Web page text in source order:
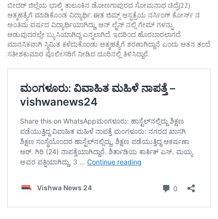
ಬೀದರ್ ಜಿಲ್ಲೆಯ ಭಾಲ್ಕಿ ತಾಲೂಕಿನ ಡೋಣಗಾಪುರದ ಸೋಮನಾಥ ಚಿದ್ರೆ(22)
ಆತ್ಮಹತ್ಯೆಗೆ ಮಾಡಿಕೊಂಡ ವಿದ್ಯಾರ್ಥಿ. ಈತ ಜಿಮ್ಸ್ ಆಸ್ಪತ್ರೆಯ ನರ್ಸಿಂಗ್ ಕೋರ್ಸ್‌ ನ
ಅಂತಿಮ ವರ್ಷದ ವಿದ್ಯಾರ್ಥಿಯಾಗಿದ್ದು, ಆನ್ ಲೈನ್ ನಲ್ಲಿ ಗೇಮ್ ಗಳನ್ನು
ಆಡುವುದರಲ್ಲೇ ಬ್ಯುಸಿಯಾಗಿದ್ದ ಎನ್ನಲಾಗಿದೆ. ಇದರಿಂದ ಹೊರಬಾರಲಾಗದೆ
ಮಾನಸಿಕವಾಗಿ ಸ್ಥಿಮಿತ ಕಳೆದುಕೊಂಡು ಆತ್ಮಹತ್ಯೆಗೆ ಶರಣಾಗಿದ್ದಾನೆ ಎಂದು ಆತನ ತಂದೆ
ಸತೀಶಕುಮಾರ ಪೊಲೀಸರಿಗೆ ನೀಡಿದ ದೂರಿನಲ್ಲಿ ತಿಳಿಸಿದ್ದಾರೆ.